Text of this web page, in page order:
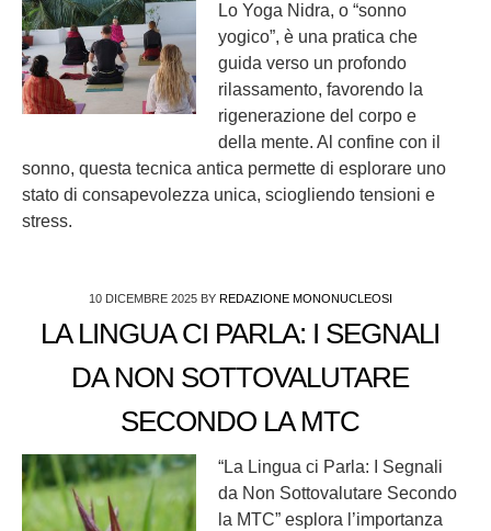
Lo Yoga Nidra, o “sonno
yogico”, è una pratica che
guida verso un profondo
rilassamento, favorendo la
rigenerazione del corpo e
della mente. Al confine con il
sonno, questa tecnica antica permette di esplorare uno
stato di consapevolezza unica, sciogliendo tensioni e
stress.
10 DICEMBRE 2025BY REDAZIONE MONONUCLEOSI
LA LINGUA CI PARLA: I SEGNALI
DA NON SOTTOVALUTARE
SECONDO LA MTC
“La Lingua ci Parla: I Segnali
da Non Sottovalutare Secondo
la MTC” esplora l’importanza